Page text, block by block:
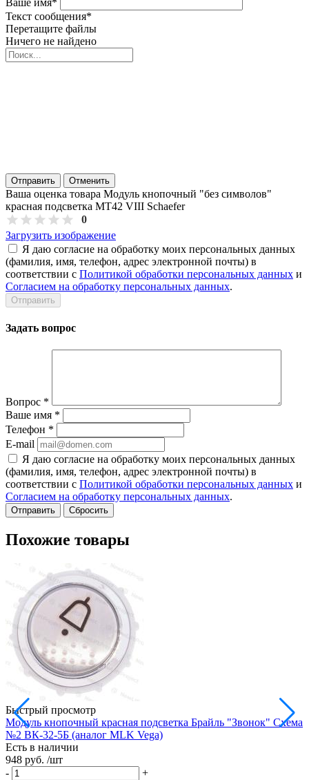
Ваше имя*
Текст сообщения*
Перетащите файлы
Ничего не найдено
Отправить Отменить
Ваша оценка товара Модуль кнопочный "без символов"
красная подсветка MT42 VIII Schaefer
0
Загрузить изображение
Я даю согласие на обработку моих персональных данных
(фамилия, имя, телефон, адрес электронной почты) в
соответствии с Политикой обработки персональных данных и
Согласием на обработку персональных данных.
Задать вопрос
Вопрос *
Ваше имя *
Телефон *
E-mail
Я даю согласие на обработку моих персональных данных
(фамилия, имя, телефон, адрес электронной почты) в
соответствии с Политикой обработки персональных данных и
Согласием на обработку персональных данных.
Сбросить
Похожие товары
Быстрый просмотр
Модуль кнопочный красная подсветка Брайль "Звонок" Схема
№2 ВК-32-5Б (аналог MLK Vega)
Есть в наличии
948 руб. /шт
-
+